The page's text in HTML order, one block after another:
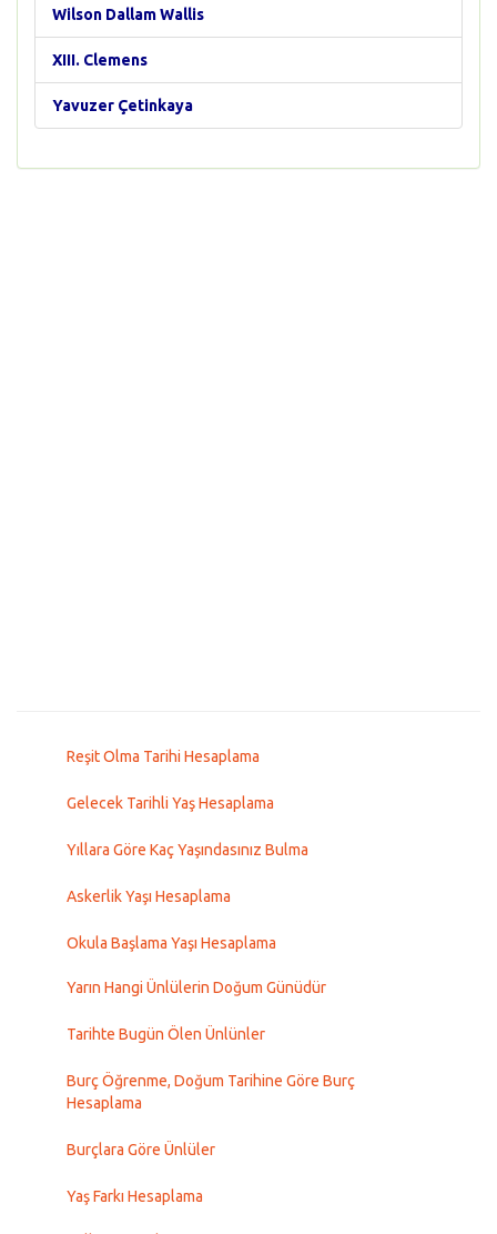
Wilson Dallam Wallis
XIII. Clemens
Yavuzer Çetinkaya
Reşit Olma Tarihi Hesaplama
Gelecek Tarihli Yaş Hesaplama
Yıllara Göre Kaç Yaşındasınız Bulma
Askerlik Yaşı Hesaplama
Okula Başlama Yaşı Hesaplama
Yarın Hangi Ünlülerin Doğum Günüdür
Tarihte Bugün Ölen Ünlünler
Burç Öğrenme, Doğum Tarihine Göre Burç
Hesaplama
Burçlara Göre Ünlüler
Yaş Farkı Hesaplama